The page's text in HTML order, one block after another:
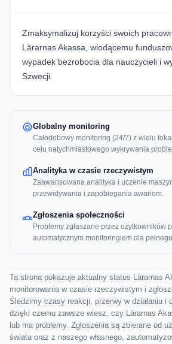
Zmaksymalizuj korzyści swoich
Lärarnas Akassa, wiodącemu
wypadek bezrobocia dla nauczycieli i
Szwecji.
Globalny monitoring
Całodobowy monitoring (24/7) z wielu
celu natychmiastowego wykrywania
Analityka w czasie rzeczywistym
Zaawansowana analityka i uczenie
przewidywania i zapobiegania awariom.
Zgłoszenia społeczności
Problemy zgłaszane przez użytkowników
automatycznym monitoringiem dla
Ta strona pokazuje aktualny status Lärarnas
monitorowania w czasie rzeczywistym i
Śledzimy czasy reakcji, przerwy w działaniu i
dzięki czemu zawsze wiesz, czy Lärarnas
lub ma problemy. Zgłoszenia są zbierane od
świata oraz z naszego własnego,